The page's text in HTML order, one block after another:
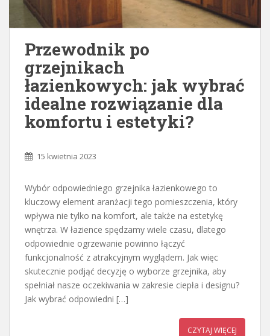
Przewodnik po
grzejnikach
łazienkowych: jak wybrać
idealne rozwiązanie dla
komfortu i estetyki?
15 kwietnia 2023
Wybór odpowiedniego grzejnika łazienkowego to
kluczowy element aranżacji tego pomieszczenia, który
wpływa nie tylko na komfort, ale także na estetykę
wnętrza. W łazience spędzamy wiele czasu, dlatego
odpowiednie ogrzewanie powinno łączyć
funkcjonalność z atrakcyjnym wyglądem. Jak więc
skutecznie podjąć decyzję o wyborze grzejnika, aby
spełniał nasze oczekiwania w zakresie ciepła i designu?
Jak wybrać odpowiedni […]
CZYTAJ WIĘCEJ